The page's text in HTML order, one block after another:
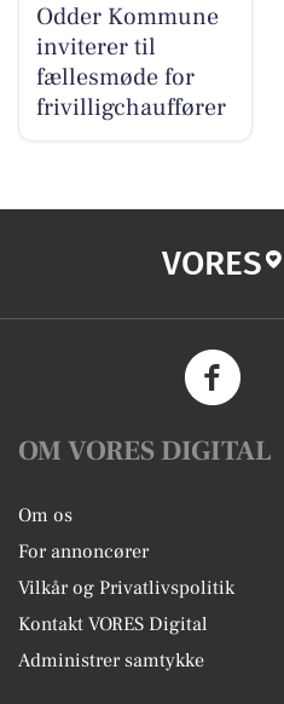
Odder Kommune
inviterer til
fællesmøde for
frivilligchauffører
VORES
OM VORES DIGITAL
Om os
For annoncører
Vilkår og Privatlivspolitik
Kontakt VORES Digital
Administrer samtykke